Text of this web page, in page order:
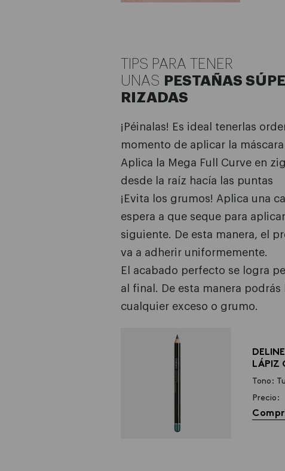
TIPS PARA TENER
UNAS PESTAÑAS
RIZADAS
¡Péinalas! Es ideal tenerlas
momento de aplicar la máscara
Aplica la Mega Full Curve en
desde la raíz hacía las puntas
¡Evita los grumos! Aplica una
espera a que seque para
siguiente. De esta manera, el
va a adherir uniformemente.
El acabado perfecto se logra
al final. De esta manera
cualquier exceso o grumo.
LÁPIZ
Tono:
Precio: